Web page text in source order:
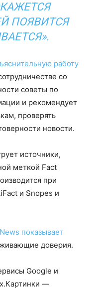
ПОЯВИТСЯ
работу
со
советы по
и рекомендует
проверять
новости.
источники,
меткой Fact
при
и Snopes и
показывает
доверия.
Google и
—